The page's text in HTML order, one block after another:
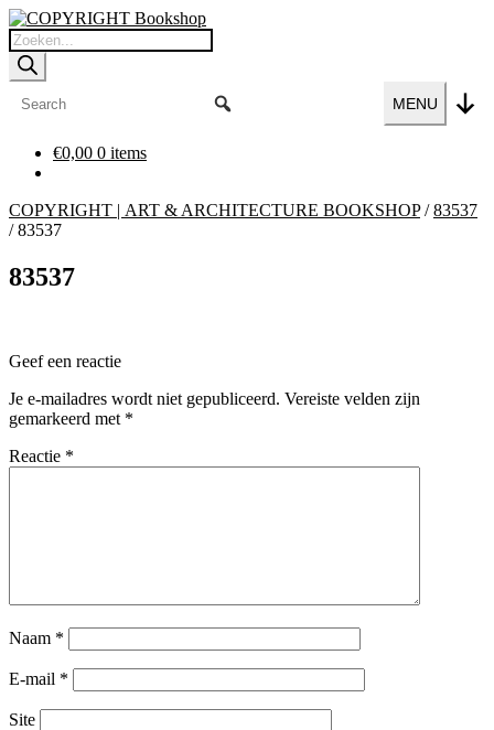
Ga
door
naar
navigatie
Ga
naar
de
inhoud
Producten
zoeken
MENU
€0,00 0 items
COPYRIGHT | ART & ARCHITECTURE BOOKSHOP/83537
/83537
83537
Geef een reactie
Je e-mailadres wordt niet gepubliceerd. Vereiste velden zijn
gemarkeerd met *
Reactie *
Naam *
E-mail *
Site